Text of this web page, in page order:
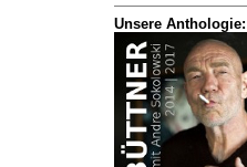
Unsere Anthologie: